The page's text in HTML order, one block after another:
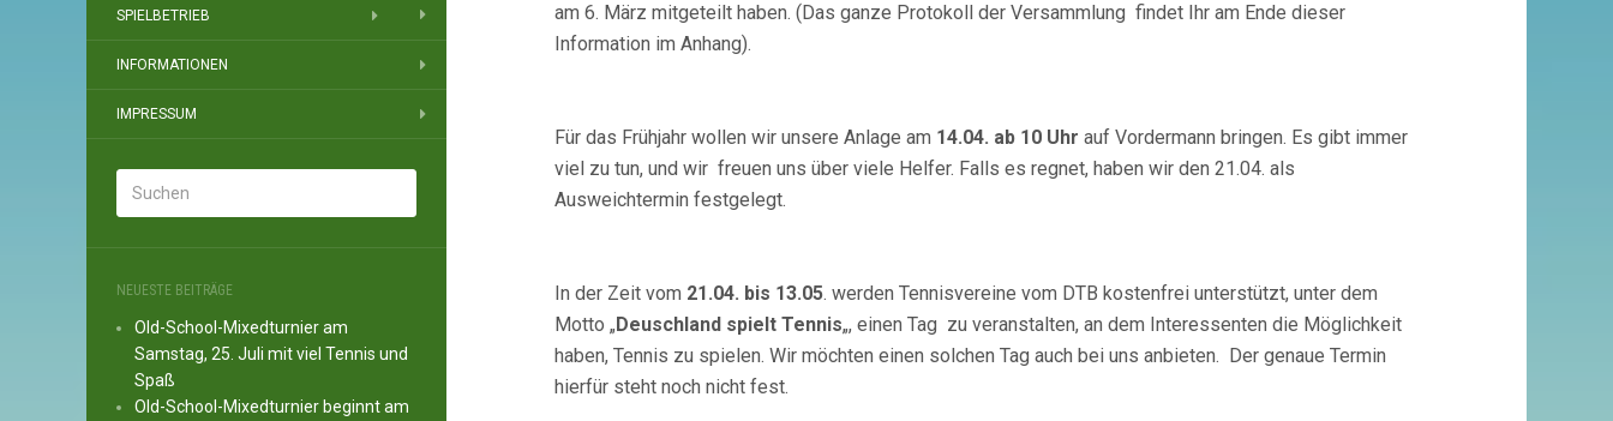
SPIELBETRIEB
INFORMATIONEN
IMPRESSUM
NEUESTE BEITRÄGE
Old-School-Mixedturnier am
Samstag, 25. Juli mit viel Tennis und
Spaß
Old-School-Mixedturnier beginnt am
am 6. März mitgeteilt haben. (Das ganze Protokoll der Versammlung findet Ihr am Ende dieser
Information im Anhang).
Für das Frühjahr wollen wir unsere Anlage am 14.04. ab 10 Uhr auf Vordermann bringen. Es gibt immer
viel zu tun, und wir freuen uns über viele Helfer. Falls es regnet, haben wir den 21.04. als
Ausweichtermin festgelegt.
In der Zeit vom 21.04. bis 13.05. werden Tennisvereine vom DTB kostenfrei unterstützt, unter dem
Motto „Deuschland spielt Tennis„, einen Tag zu veranstalten, an dem Interessenten die Möglichkeit
haben, Tennis zu spielen. Wir möchten einen solchen Tag auch bei uns anbieten. Der genaue Termin
hierfür steht noch nicht fest.